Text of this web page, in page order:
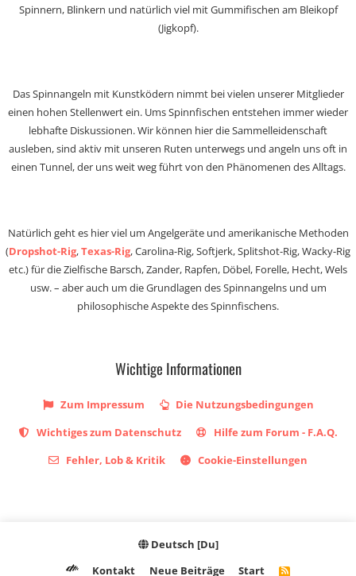
Spinnern, Blinkern und natürlich viel mit Gummifischen am Bleikopf
(Jigkopf).
Das Spinnangeln mit Kunstködern nimmt bei vielen unserer Mitglieder
einen hohen Stellenwert ein. Ums Spinnfischen entstehen immer wieder
lebhafte Diskussionen. Wir können hier die Sammelleidenschaft
ausleben, sind aktiv mit unseren Ruten unterwegs und angeln uns oft in
einen Tunnel, der uns weit weg führt von den Phänomenen des Alltags.
Natürlich geht es hier viel um Angelgeräte und amerikanische Methoden
(Dropshot-Rig,Texas-Rig, Carolina-Rig, Softjerk, Splitshot-Rig, Wacky-Rig
etc.) für die Zielfische Barsch, Zander, Rapfen, Döbel, Forelle, Hecht, Wels
usw. – aber auch um die Grundlagen des Spinnangelns und um
philosophische Aspekte des Spinnfischens.
Wichtige Informationen
Zum Impressum
Die Nutzungsbedingungen
Wichtiges zum Datenschutz
Hilfe zum Forum - F.A.Q.
Fehler, Lob & Kritik
Cookie-Einstellungen
Deutsch [Du]
Kontakt
Neue Beiträge Start R